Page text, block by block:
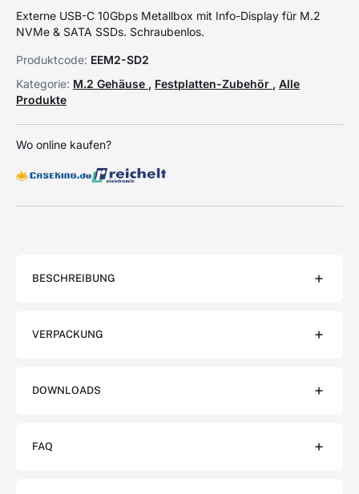
Externe USB-C 10Gbps Metallbox mit Info-Display für M.2
NVMe & SATA SSDs. Schraubenlos.
Produktcode: EEM2-SD2
Kategorie: M.2 Gehäuse , Festplatten-Zubehör , Alle
Produkte
Wo online kaufen?
BESCHREIBUNG
VERPACKUNG
DOWNLOADS
FAQ